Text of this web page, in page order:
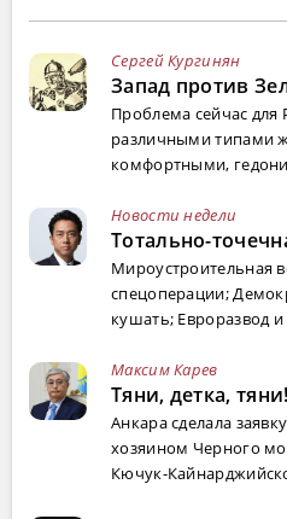
Сергей Кургинян
Запад против
Проблема сейчас для
различными типами
комфортными,
Новости недели
Тотально-
Мироустроительная
спецоперации;
кушать; Евроразвод
Максим Карев
Тяни, детка, тяни!
Анкара сделала
хозяином Черного
Кючук-